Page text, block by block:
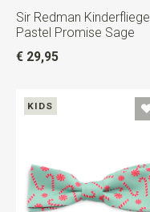
Sir Redman Kinderfliege
Pastel Promise Sage
€ 29,95
KIDS